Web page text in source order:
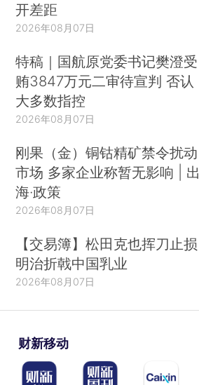
开差距
2026年08月07日
特稿｜国航原党委书记樊澄受
贿3847万元二审待宣判 否认
大多数指控
2026年08月07日
刚果（金）铜钴精矿禁令扰动
市场 多家企业称暂无影响 | 出
海·政策
2026年08月07日
【交易簿】松田克也挥刀止损
明治折戟中国乳业
2026年08月07日
财新移动